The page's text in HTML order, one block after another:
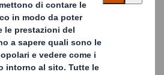
e in maniera sostenibile,
investe in discariche. Al
è rendere nuovamente
che ci vengono inviate.